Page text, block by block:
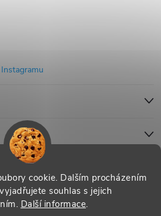
cookie. Dalším procházením
souhlas s jejich
Další informace.
. Všechna práva vyhrazena.